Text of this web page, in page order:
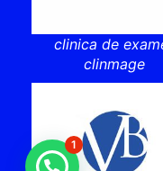
clinica de
clinmage
1